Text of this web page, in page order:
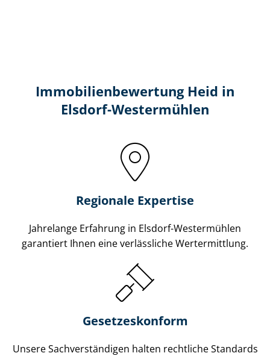
Immobilien­bewertung Heid in
Elsdorf-Westermühlen
Regionale Expertise
Jahrelange Erfahrung in Elsdorf-Westermühlen
garantiert Ihnen eine verlässliche Wertermittlung.
Gesetzes­konform
Unsere Sach­ver­stän­di­gen halten rechtliche Standards